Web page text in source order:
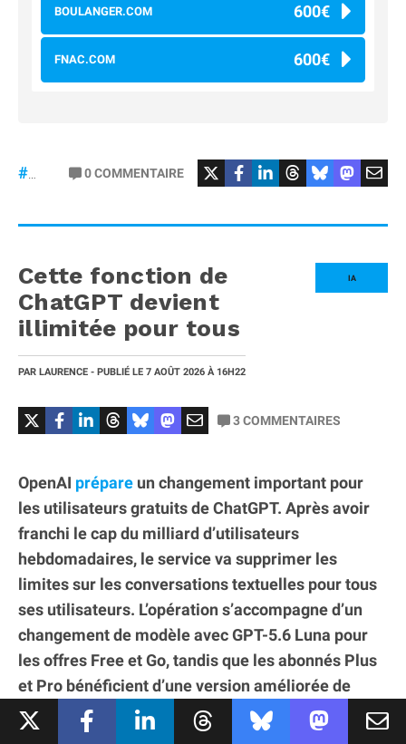
BOULANGER.COM 600€
FNAC.COM 600€
#osmopocket4P
0COMMENTAIRE
IA
Cette fonction de
ChatGPT devient
illimitée pour tous
PAR LAURENCE - PUBLIÉ LE 7 AOÛT 2026 À 16H22
3COMMENTAIRES
OpenAI prépare un changement important pour
les utilisateurs gratuits de ChatGPT. Après avoir
franchi le cap du milliard d’utilisateurs
hebdomadaires, le service va supprimer les
limites sur les conversations textuelles pour tous
ses utilisateurs. L’opération s’accompagne d’un
changement de modèle avec GPT-5.6 Luna pour
les offres Free et Go, tandis que les abonnés Plus
et Pro bénéficient d’une version améliorée de
GPT-5.6 Sol et d’un contrôle plus fin du niveau de
raisonnement.